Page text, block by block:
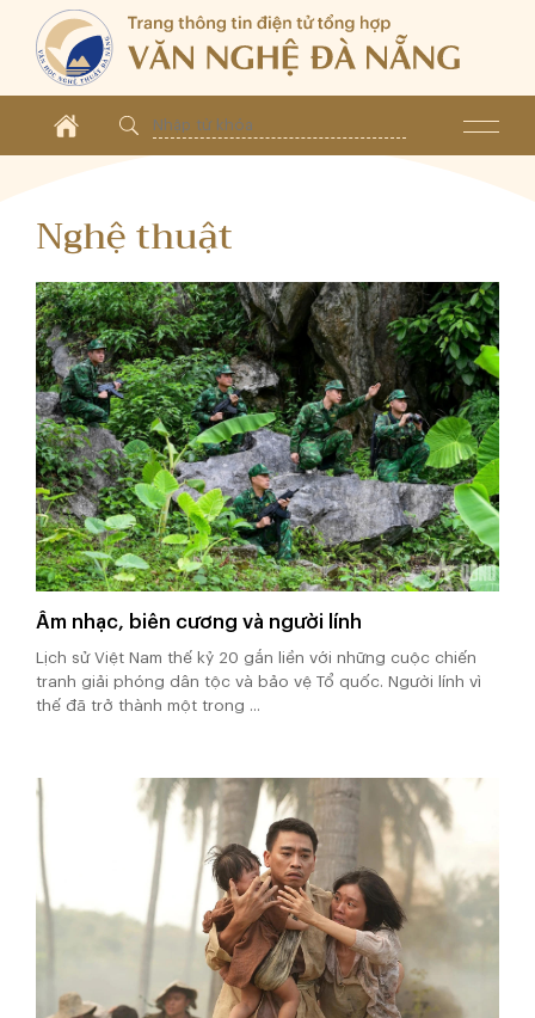
Nghệ thuật
Âm nhạc, biên cương và người lính
Lịch sử Việt Nam thế kỷ 20 gắn liền với những cuộc chiến
tranh giải phóng dân tộc và bảo vệ Tổ quốc. Người lính vì
thế đã trở thành một trong ...